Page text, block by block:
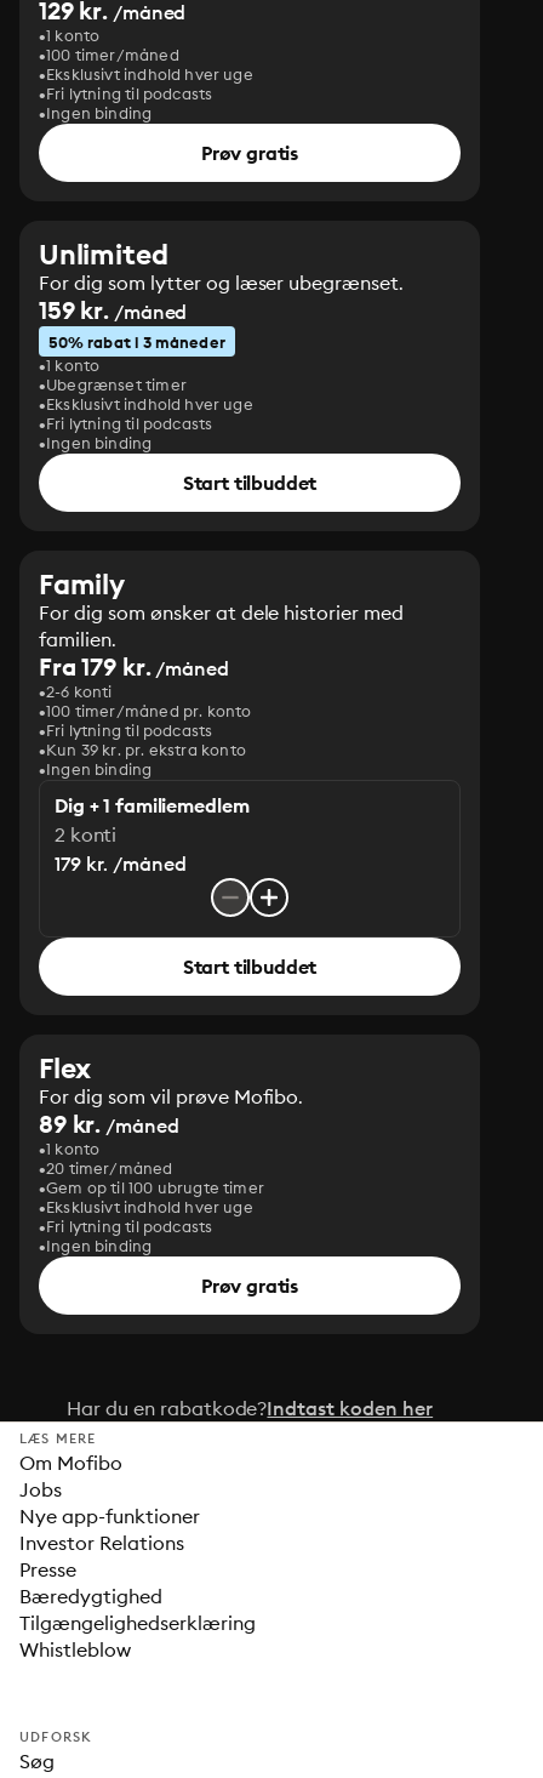
129 kr. /måned
1 konto
100 timer/måned
Eksklusivt indhold hver uge
Fri lytning til podcasts
Ingen binding
Prøv gratis
Unlimited
For dig som lytter og læser ubegrænset.
159 kr. /måned
50% rabat i 3 måneder
1 konto
Ubegrænset timer
Eksklusivt indhold hver uge
Fri lytning til podcasts
Ingen binding
Start tilbuddet
Family
For dig som ønsker at dele historier med
familien.
Fra 179 kr./måned
2-6 konti
100 timer/måned pr. konto
Fri lytning til podcasts
Kun 39 kr. pr. ekstra konto
Ingen binding
Dig + 1 familiemedlem
2 konti
179 kr. /måned
Start tilbuddet
Flex
For dig som vil prøve Mofibo.
89 kr. /måned
1 konto
20 timer/måned
Gem op til 100 ubrugte timer
Eksklusivt indhold hver uge
Fri lytning til podcasts
Ingen binding
Prøv gratis
Har du en rabatkode?Indtast koden her
LÆS MERE
Om Mofibo
Jobs
Nye app-funktioner
Investor Relations
Presse
Bæredygtighed
Tilgængelighedserklæring
Whistleblow
UDFORSK
Søg